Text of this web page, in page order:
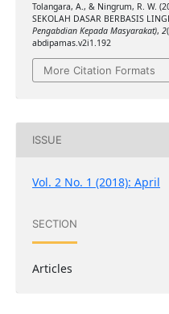
Tolangara, A., & Ningrum, R. W.
SEKOLAH DASAR BERBASIS
Pengabdian Kepada Masyarakat), 2
abdipamas.v2i1.192
More Citation Formats
ISSUE
Vol. 2 No. 1 (2018): April
SECTION
Articles